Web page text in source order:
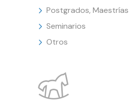
Postgrados, Maestrías
Seminarios
Otros